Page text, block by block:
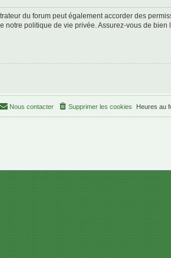
du forum peut également accorder des
notre politique de vie privée. Assurez-vous de bien
Heures au
Supprimer les cookies
Nous contacter